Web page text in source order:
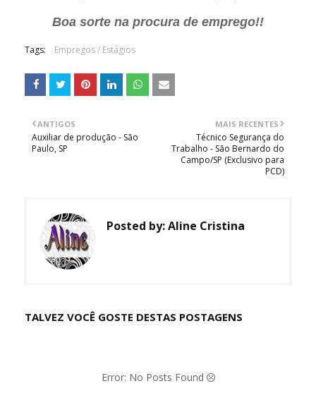
Boa sorte na procura de emprego!!
Tags: Empregos / Estágios
MAIS RECENTES
Técnico Segurança do
Trabalho - São Bernardo do
Campo/SP (Exclusivo para
PCD)
ANTIGOS
Auxiliar de produção - São
Paulo, SP
Posted by:Aline Cristina
TALVEZ VOCÊ GOSTE DESTAS POSTAGENS
Error: No Posts Found